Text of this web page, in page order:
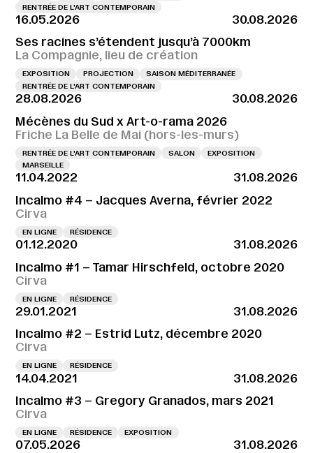
RENTRÉE DE L'ART CONTEMPORAIN
16.05.2026
30.08.2026
Ses racines s’étendent jusqu’à 7000km
La Compagnie, lieu de création
EXPOSITION PROJECTION
SAISON MÉDITERRANÉE
RENTRÉE DE L'ART CONTEMPORAIN
28.08.2026
30.08.2026
Mécènes du Sud x Art-o-rama 2026
Friche La Belle de Mai (hors-les-murs)
RENTRÉE DE L'ART CONTEMPORAIN SALON
EXPOSITION
MARSEILLE
11.04.2022
31.08.2026
Incalmo #4 – Jacques Averna, février 2022
Cirva
EN LIGNE RÉSIDENCE
01.12.2020
31.08.2026
Incalmo #1 – Tamar Hirschfeld, octobre 2020
Cirva
EN LIGNE RÉSIDENCE
29.01.2021
31.08.2026
Incalmo #2 – Estrid Lutz, décembre 2020
Cirva
EN LIGNE RÉSIDENCE
14.04.2021
31.08.2026
Incalmo #3 – Gregory Granados, mars 2021
Cirva
EN LIGNE RÉSIDENCE EXPOSITION
07.05.2026
31.08.2026